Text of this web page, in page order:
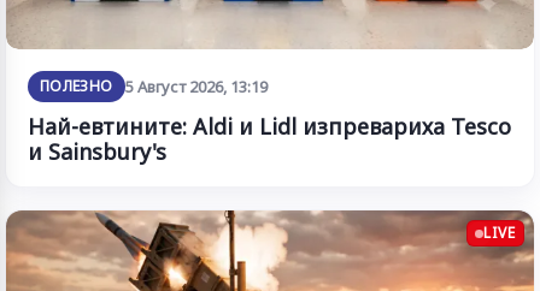
ПОЛЕЗНО 5 Август 2026, 13:19
Най-евтините: Aldi и Lidl изпревариха Tesco
и Sainsbury's
LIVE